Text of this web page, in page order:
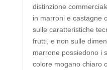
distinzione
in marroni e castagne
sulle caratteristiche
frutti, e non sulle
marrone possiedono i
colore mogano chiaro